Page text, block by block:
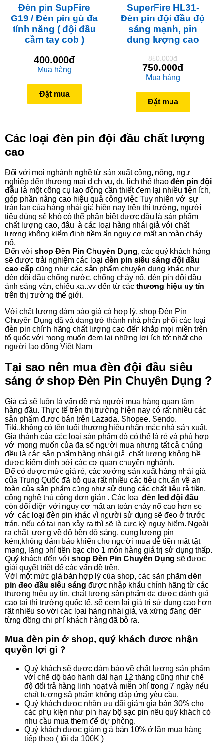
Đèn pin SupFire
G19 / Đèn pin gù đa
tính năng ( đội đầu
cầm tay cob )
400.000đ
Mua hàng
Đặt mua
SuperFire HL31-
Đèn pin đội đầu độ
sáng mạnh, pin
dung lượng cao
850.000đ
750.000đ
Mua hàng
Đặt mua
Các loại đèn pin đội đầu chất lượng
cao
Đối với mọi nghành nghề từ sản xuất công, nông, ngư
nghiêp đến thương mại dịch vụ, du lịch thể thao đèn pin đội
đầu là một công cụ lao động cần thiết đem lại nhiều tiện ích,
góp phần nâng cao hiệu quả công việc.Tuy nhiên với sự
tràn lan của hàng nhái giả hiện nay trên thị trường, người
tiêu dùng sẽ khó có thể phân biệt được đâu là sản phẩm
chất lượng cao, đâu là các loại hàng nhái giả với chất
lượng không kiểm định tiềm ẩn nguy cơ mất an toàn cháy
nổ.
Đến với shop Đèn Pin Chuyên Dụng, các quý khách hàng
sẽ được trải nghiệm các loại đèn pin siêu sáng đội đầu
cao cấp cũng như các sản phẩm chuyên dụng khác như
đèn đội đầu chống nước, chống cháy nổ, đèn pin đội đầu
ánh sáng vàn, chiếu xa..vv đến từ các thương hiệu uy tín
trên thj trường thế giới.
Với chất lượng đảm bảo giá cả hợp lý, shop Đèn Pin
Chuyên Dụng đã và đang trở thành nhà phân phối các loại
đèn pin chính hãng chất lượng cao đến khắp mọi miền trên
tổ quốc với mong muốn đem lại những lợi ích tốt nhất cho
người lao động Việt Nam.
Tại sao nên mua đèn đội đầu siêu
sáng ở shop Đèn Pin Chuyên Dụng ?
Giá cả sẽ luôn là vấn đề mà người mua hàng quan tâm
hàng đầu. Thực tế trên thị trường hiện nay có rất nhiều các
sản phẩm được bán trên Lazada, Shopee, Sendo,
Tiki..không có tên tuổi thương hiệu nhãn mác nhà sản xuất.
Giá thành của các loại sản phẩm đó có thể là rẻ và phù hợp
với mong muốn của đa số người mua nhưng tất cả chúng
đều là các sản phẩm hàng nhái giả, chất lượng không hề
được kiểm định bởi các cơ quan chuyên nghành.
Để có được mức giá rẻ, các xưởng sản xuất hàng nhái giả
của Trung Quốc đã bỏ qua rất nhiều các tiêu chuẩn về an
toàn của sản phẩm cũng như sử dụng các chất liệu rẻ tiền,
công nghệ thủ công đơn giản . Các loại đèn led đội đầu
còn đối diện với nguy cơ mất an toàn cháy nổ cao hơn so
với các loại đèn pin khác vì người sử dụng sẽ đeo ở trước
trán, nếu có tai nạn xảy ra thì sẽ là cực kỳ nguy hiểm. Ngoài
ra chất lượng về độ bền đô sáng, dung lượng pin
kém,không đảm bảo khiến cho người mua dễ tiền mất tật
mang, lãng phí tiền bạc cho 1 món hàng giá trị sử dụng thấp.
Quý khách đến với shop Đèn Pin Chuyên Dụng sẽ được
giải quyết triệt để các vấn đề trên.
Với một mức giá bán hợp lý của shop, các sản phẩm đèn
pin đeo đầu siêu sáng được nhập khẩu chính hãng từ các
thương hiệu uy tín, chất lượng sản phẩm đã được đánh giá
cao tại thị trường quốc tế, sẽ đem lại giá trị sử dụng cao hơn
rất nhiều so với các loai hàng nhái giả, và xứng đáng đến
từng đồng chi phí khách hàng đã bỏ ra.
Mua đèn pin ở shop, quý khách đươc nhận
quyền lợi gì ?
Quý khách sẽ được đảm bảo về chất lượng sản phẩm
với chế độ bảo hành dài hạn 12 tháng cũng như chế
độ đổi trả hàng linh hoạt và miễn phí trong 7 ngày nếu
chất lượng sả phẩm không đáp ứng yêu cầu.
Quý khách được nhận ưu đãi giảm giá bán 30% cho
các phụ kiện như pin hay bộ sạc pin nếu quý khách có
nhu cầu mua them để dự phòng.
Quý khách được giảm giá bán 10% ở lần mua hàng
tiếp theo ( tối đa 100K )